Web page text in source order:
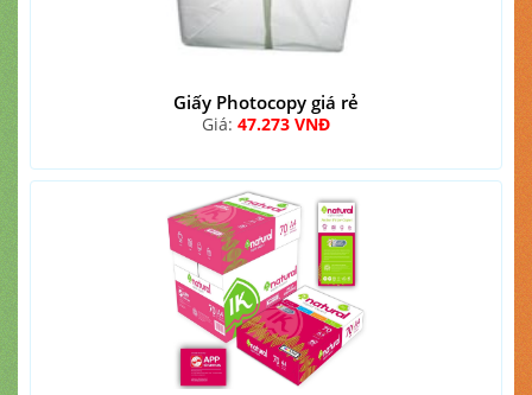
Giấy Photocopy giá rẻ
Giá: 47.273 VNĐ